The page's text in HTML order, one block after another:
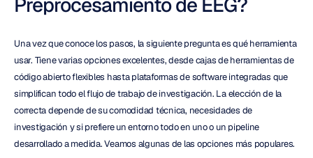
Una vez que conoce los pasos, la siguiente pregunta es qué herramienta
usar. Tiene varias opciones excelentes, desde cajas de herramientas de
código abierto flexibles hasta plataformas de software integradas que
simplifican todo el flujo de trabajo de investigación. La elección de la
correcta depende de su comodidad técnica, necesidades de
investigación y si prefiere un entorno todo en uno o un pipeline
desarrollado a medida. Veamos algunas de las opciones más populares.